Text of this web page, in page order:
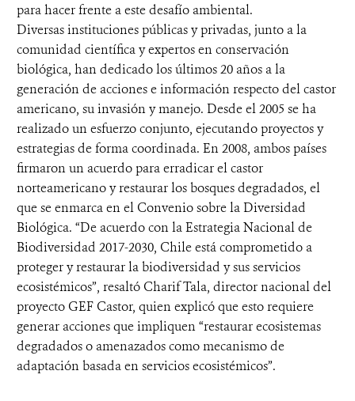
para hacer frente a este desafío ambiental.
Diversas instituciones públicas y privadas, junto a la
comunidad científica y expertos en conservación
biológica, han dedicado los últimos 20 años a la
generación de acciones e información respecto del castor
americano, su invasión y manejo. Desde el 2005 se ha
realizado un esfuerzo conjunto, ejecutando proyectos y
estrategias de forma coordinada. En 2008, ambos países
firmaron un acuerdo para erradicar el castor
norteamericano y restaurar los bosques degradados, el
que se enmarca en el Convenio sobre la Diversidad
Biológica. “De acuerdo con la Estrategia Nacional de
Biodiversidad 2017-2030, Chile está comprometido a
proteger y restaurar la biodiversidad y sus servicios
ecosistémicos”, resaltó Charif Tala, director nacional del
proyecto GEF Castor, quien explicó que esto requiere
generar acciones que impliquen “restaurar ecosistemas
degradados o amenazados como mecanismo de
adaptación basada en servicios ecosistémicos”.